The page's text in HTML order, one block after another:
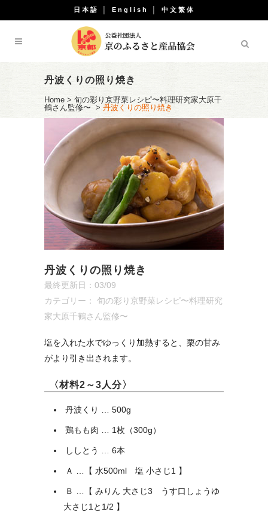
日本語 English 中文繁体
丹波くりの照り焼き
Home > 旬の彩り京野菜レシピ〜料理研究家大原千
鶴さん監修〜 > 丹波くりの照り焼き
丹波くりの照り焼き
最終更新日：03/09
カテゴリー： 旬の彩り京野菜レシピ〜料理研究
家大原千鶴さん監修〜
塩を入れた水でゆっくり加熱すると、栗の甘み
がより引き出されます。
〈材料2～3人分〉
丹波くり … 500g
鶏もも肉 … 1枚（300g）
ししとう … 6本
Ａ …【 水500ml 塩 小さじ1 】
Ｂ …【 みりん 大さじ3 うす口しょうゆ
大さじ1と1/2 】